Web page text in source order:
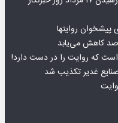
پیشخوان روایت­ها
است که روایت را در دست دارد!
غدیر تکذیب شد